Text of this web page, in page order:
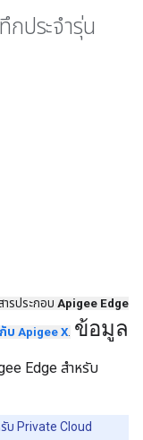
กประจำรุ่น
รประกอบ Apigee Edge
บ Apigee X. ข้อมูล
Edge สำหรับ
บ Private Cloud